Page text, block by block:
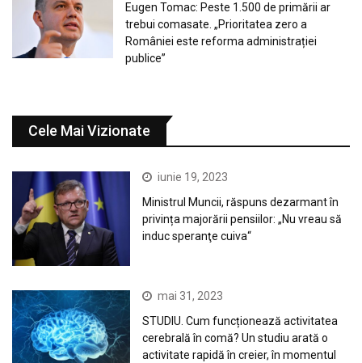
Eugen Tomac: Peste 1.500 de primării ar
trebui comasate. „Prioritatea zero a
României este reforma administrației
publice”
Cele Mai Vizionate
iunie 19, 2023
Ministrul Muncii, răspuns dezarmant în
privința majorării pensiilor: „Nu vreau să
induc speranţe cuiva“
mai 31, 2023
STUDIU. Cum funcționează activitatea
cerebrală în comă? Un studiu arată o
activitate rapidă în creier, în momentul